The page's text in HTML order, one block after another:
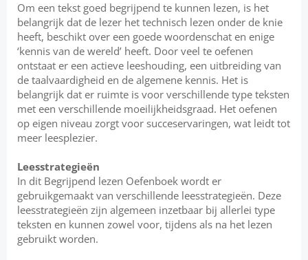
Om een tekst goed begrijpend te kunnen lezen, is het
belangrijk dat de lezer het technisch lezen onder de knie
heeft, beschikt over een goede woordenschat en enige
‘kennis van de wereld’ heeft. Door veel te oefenen
ontstaat er een actieve leeshouding, een uitbreiding van
de taalvaardigheid en de algemene kennis. Het is
belangrijk dat er ruimte is voor verschillende type teksten
met een verschillende moeilijkheidsgraad. Het oefenen
op eigen niveau zorgt voor succeservaringen, wat leidt tot
meer leesplezier.
Leesstrategieën
In dit Begrijpend lezen Oefenboek wordt er
gebruikgemaakt van verschillende leesstrategieën. Deze
leesstrategieën zijn algemeen inzetbaar bij allerlei type
teksten en kunnen zowel voor, tijdens als na het lezen
gebruikt worden.